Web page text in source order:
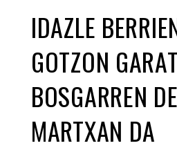
IDAZLE
GOTZON
BOSGARREN
MARTXAN DA